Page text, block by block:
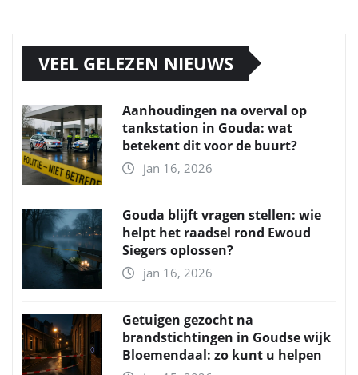
VEEL GELEZEN NIEUWS
Aanhoudingen na overval op
tankstation in Gouda: wat
betekent dit voor de buurt?
jan 16, 2026
Gouda blijft vragen stellen: wie
helpt het raadsel rond Ewoud
Siegers oplossen?
jan 16, 2026
Getuigen gezocht na
brandstichtingen in Goudse wijk
Bloemendaal: zo kunt u helpen